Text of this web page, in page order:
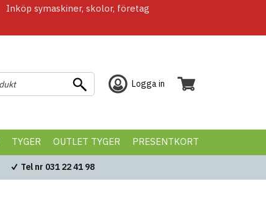
Inköp symaskiner, skolor, företag
Logga in
TYGER OUTLET TYGER PRESENTKORT
Tel nr 031 22 41 98